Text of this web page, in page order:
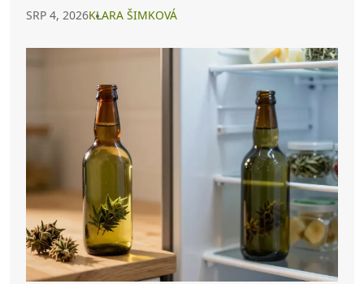
SRP 4, 2026KLARA ŠIMKOVÁ